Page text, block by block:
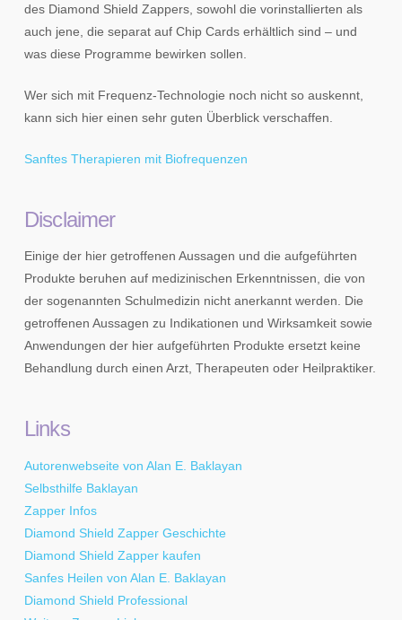
des Diamond Shield Zappers, sowohl die vorinstallierten als
auch jene, die separat auf Chip Cards erhältlich sind – und
was diese Programme bewirken sollen.
Wer sich mit Frequenz-Technologie noch nicht so auskennt,
kann sich hier einen sehr guten Überblick verschaffen.
Sanftes Therapieren mit Biofrequenzen
Disclaimer
Einige der hier getroffenen Aussagen und die aufgeführten
Produkte beruhen auf medizinischen Erkenntnissen, die von
der sogenannten Schulmedizin nicht anerkannt werden. Die
getroffenen Aussagen zu Indikationen und Wirksamkeit sowie
Anwendungen der hier aufgeführten Produkte ersetzt keine
Behandlung durch einen Arzt, Therapeuten oder Heilpraktiker.
Links
Autorenwebseite von Alan E. Baklayan
Selbsthilfe Baklayan
Zapper Infos
Diamond Shield Zapper Geschichte
Diamond Shield Zapper kaufen
Sanfes Heilen von Alan E. Baklayan
Diamond Shield Professional